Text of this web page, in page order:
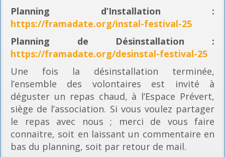
Planning d’Installation :
https://framadate.org/instal-festival-25
Planning de Désinstallation :
https://framadate.org/desinstal-festival-25
Une fois la désinstallation terminée,
l’ensemble des volontaires est invité à
déguster un repas chaud, à l’Espace Prévert,
siège de l’association. Si vous voulez partager
le repas avec nous ; merci de vous faire
connaitre, soit en laissant un commentaire en
bas du planning, soit par retour de mail.